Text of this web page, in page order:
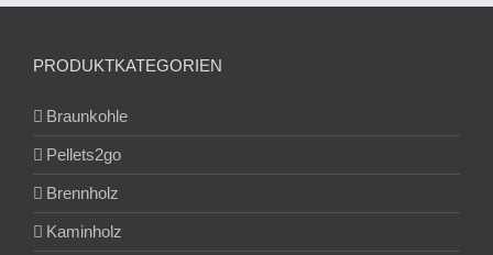
PRODUKTKATEGORIEN
Braunkohle
Pellets2go
Brennholz
Kaminholz